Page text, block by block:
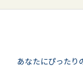
あなたにぴったり